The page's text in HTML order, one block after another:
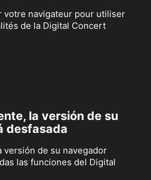
votre navigateur pour utiliser
de la Digital Concert
la versión de su
desfasada
versión de su navegador
las funciones del Digital